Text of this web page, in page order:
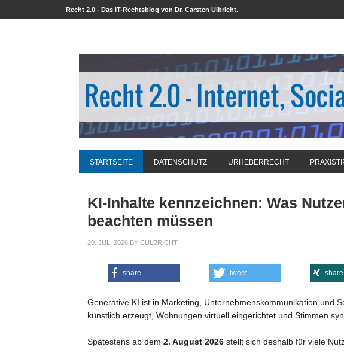
Recht 2.0 - Das IT-Rechtsblog von Dr. Carsten Ulbricht.
STARTSEITE DATENSCHUTZ URHEBERRECHT
KI-Inhalte kennzeichnen: Was
beachten müssen
20. JULI 2026 BY CULBRICHT
share tweet share
Generative KI ist in Marketing, Unternehmenskommunikation und
künstlich erzeugt, Wohnungen virtuell eingerichtet und Stimmen
Spätestens ab dem 2. August 2026 stellt sich deshalb für viele